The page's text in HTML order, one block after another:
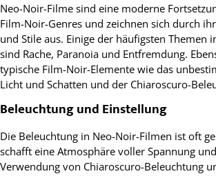
Neo-Noir-Filme sind eine moderne
Film-Noir-Genres und zeichnen sich durch
und Stile aus. Einige der häufigsten Themen
sind Rache, Paranoia und Entfremdung.
typische Film-Noir-Elemente wie das
Licht und Schatten und der Chiaroscuro-
Beleuchtung und Einstellung
Die Beleuchtung in Neo-Noir-Filmen ist oft
schafft eine Atmosphäre voller Spannung
Verwendung von Chiaroscuro-Beleuchtung